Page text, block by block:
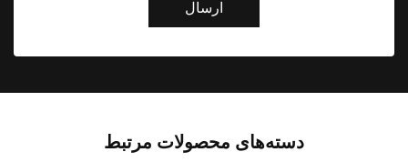
ارسال
دسته‌های محصولات مرتبط